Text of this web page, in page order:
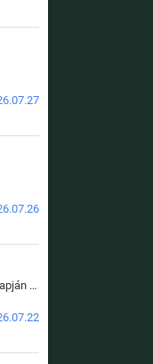
Kártya változások a 36.0.3-as patch alapján frissítve az adatbázisban (képek is cserélve).